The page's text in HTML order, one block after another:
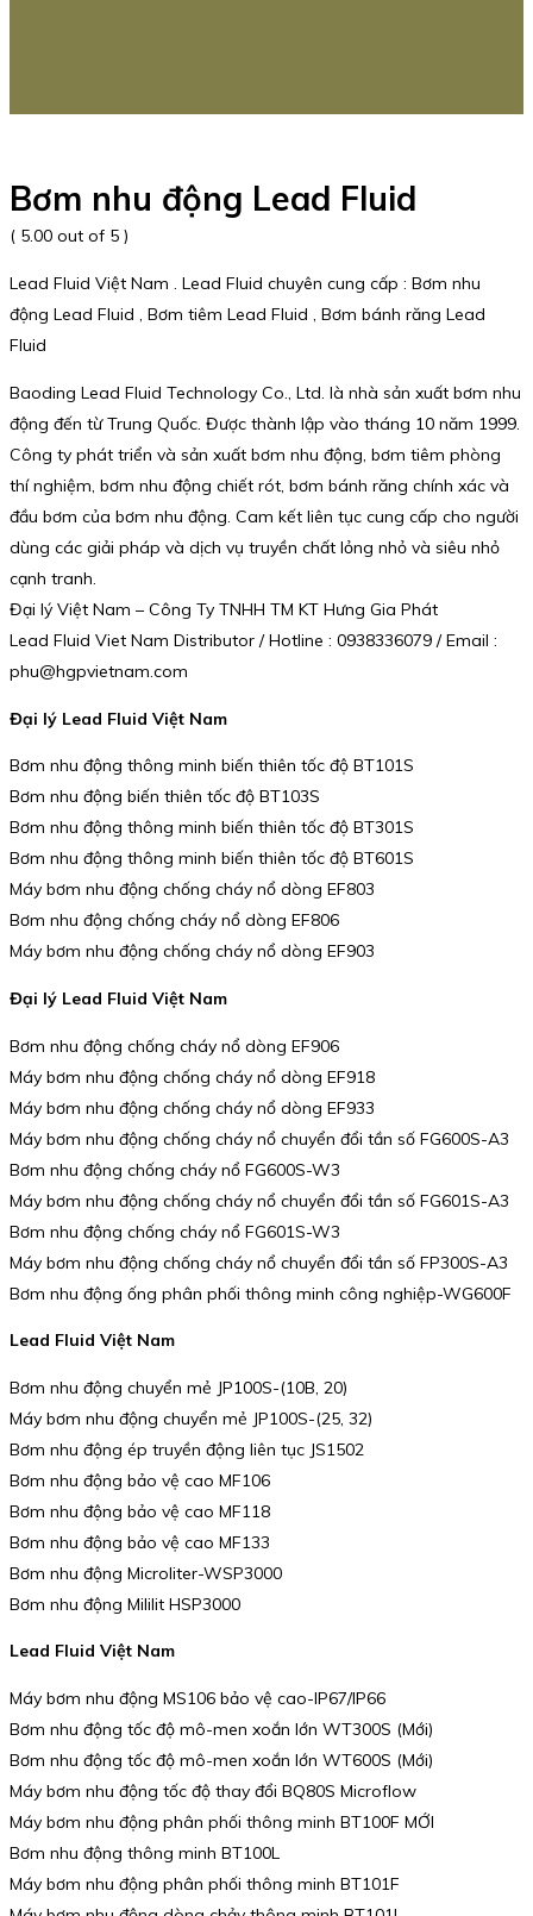
Bơm nhu động Lead Fluid
( 5.00 out of 5 )
Lead Fluid Việt Nam . Lead Fluid chuyên cung cấp : Bơm nhu
động Lead Fluid , Bơm tiêm Lead Fluid , Bơm bánh răng Lead
Fluid
Baoding Lead Fluid Technology Co., Ltd. là nhà sản xuất bơm nhu
động đến từ Trung Quốc. Được thành lập vào tháng 10 năm 1999.
Công ty phát triển và sản xuất bơm nhu động, bơm tiêm phòng
thí nghiệm, bơm nhu động chiết rót, bơm bánh răng chính xác và
đầu bơm của bơm nhu động. Cam kết liên tục cung cấp cho người
dùng các giải pháp và dịch vụ truyền chất lỏng nhỏ và siêu nhỏ
cạnh tranh.
Đại lý Việt Nam – Công Ty TNHH TM KT Hưng Gia Phát
Lead Fluid Viet Nam Distributor / Hotline : 0938336079 / Email :
phu@hgpvietnam.com
Đại lý Lead Fluid Việt Nam
Bơm nhu động thông minh biến thiên tốc độ BT101S
Bơm nhu động biến thiên tốc độ BT103S
Bơm nhu động thông minh biến thiên tốc độ BT301S
Bơm nhu động thông minh biến thiên tốc độ BT601S
Máy bơm nhu động chống cháy nổ dòng EF803
Bơm nhu động chống cháy nổ dòng EF806
Máy bơm nhu động chống cháy nổ dòng EF903
Đại lý Lead Fluid Việt Nam
Bơm nhu động chống cháy nổ dòng EF906
Máy bơm nhu động chống cháy nổ dòng EF918
Máy bơm nhu động chống cháy nổ dòng EF933
Máy bơm nhu động chống cháy nổ chuyển đổi tần số FG600S-A3
Bơm nhu động chống cháy nổ FG600S-W3
Máy bơm nhu động chống cháy nổ chuyển đổi tần số FG601S-A3
Bơm nhu động chống cháy nổ FG601S-W3
Máy bơm nhu động chống cháy nổ chuyển đổi tần số FP300S-A3
Bơm nhu động ống phân phối thông minh công nghiệp-WG600F
Lead Fluid Việt Nam
Bơm nhu động chuyển mẻ JP100S-(10B, 20)
Máy bơm nhu động chuyển mẻ JP100S-(25, 32)
Bơm nhu động ép truyền động liên tục JS1502
Bơm nhu động bảo vệ cao MF106
Bơm nhu động bảo vệ cao MF118
Bơm nhu động bảo vệ cao MF133
Bơm nhu động Microliter-WSP3000
Bơm nhu động Mililit HSP3000
Lead Fluid Việt Nam
Máy bơm nhu động MS106 bảo vệ cao-IP67/IP66
Bơm nhu động tốc độ mô-men xoắn lớn WT300S (Mới)
Bơm nhu động tốc độ mô-men xoắn lớn WT600S (Mới)
Máy bơm nhu động tốc độ thay đổi BQ80S Microflow
Máy bơm nhu động phân phối thông minh BT100F MỚI
Bơm nhu động thông minh BT100L
Máy bơm nhu động phân phối thông minh BT101F